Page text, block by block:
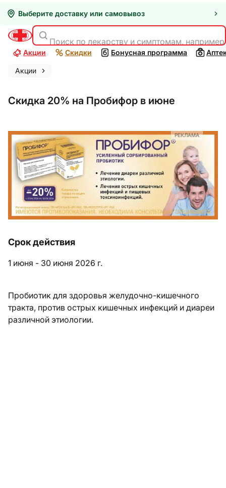
Выберите доставку или самовывоз
Поиск по лекарству и симптомам,
Акции Скидки Бонусная программа
Акции
Скидка 20% на Пробифор в июне
Срок действия
1 июня - 30 июня 2026 г.
Пробиотик для здоровья желудочно-кишечного
тракта, против острых кишечных инфекций и диареи
различной этиологии.
РЕКЛАМА